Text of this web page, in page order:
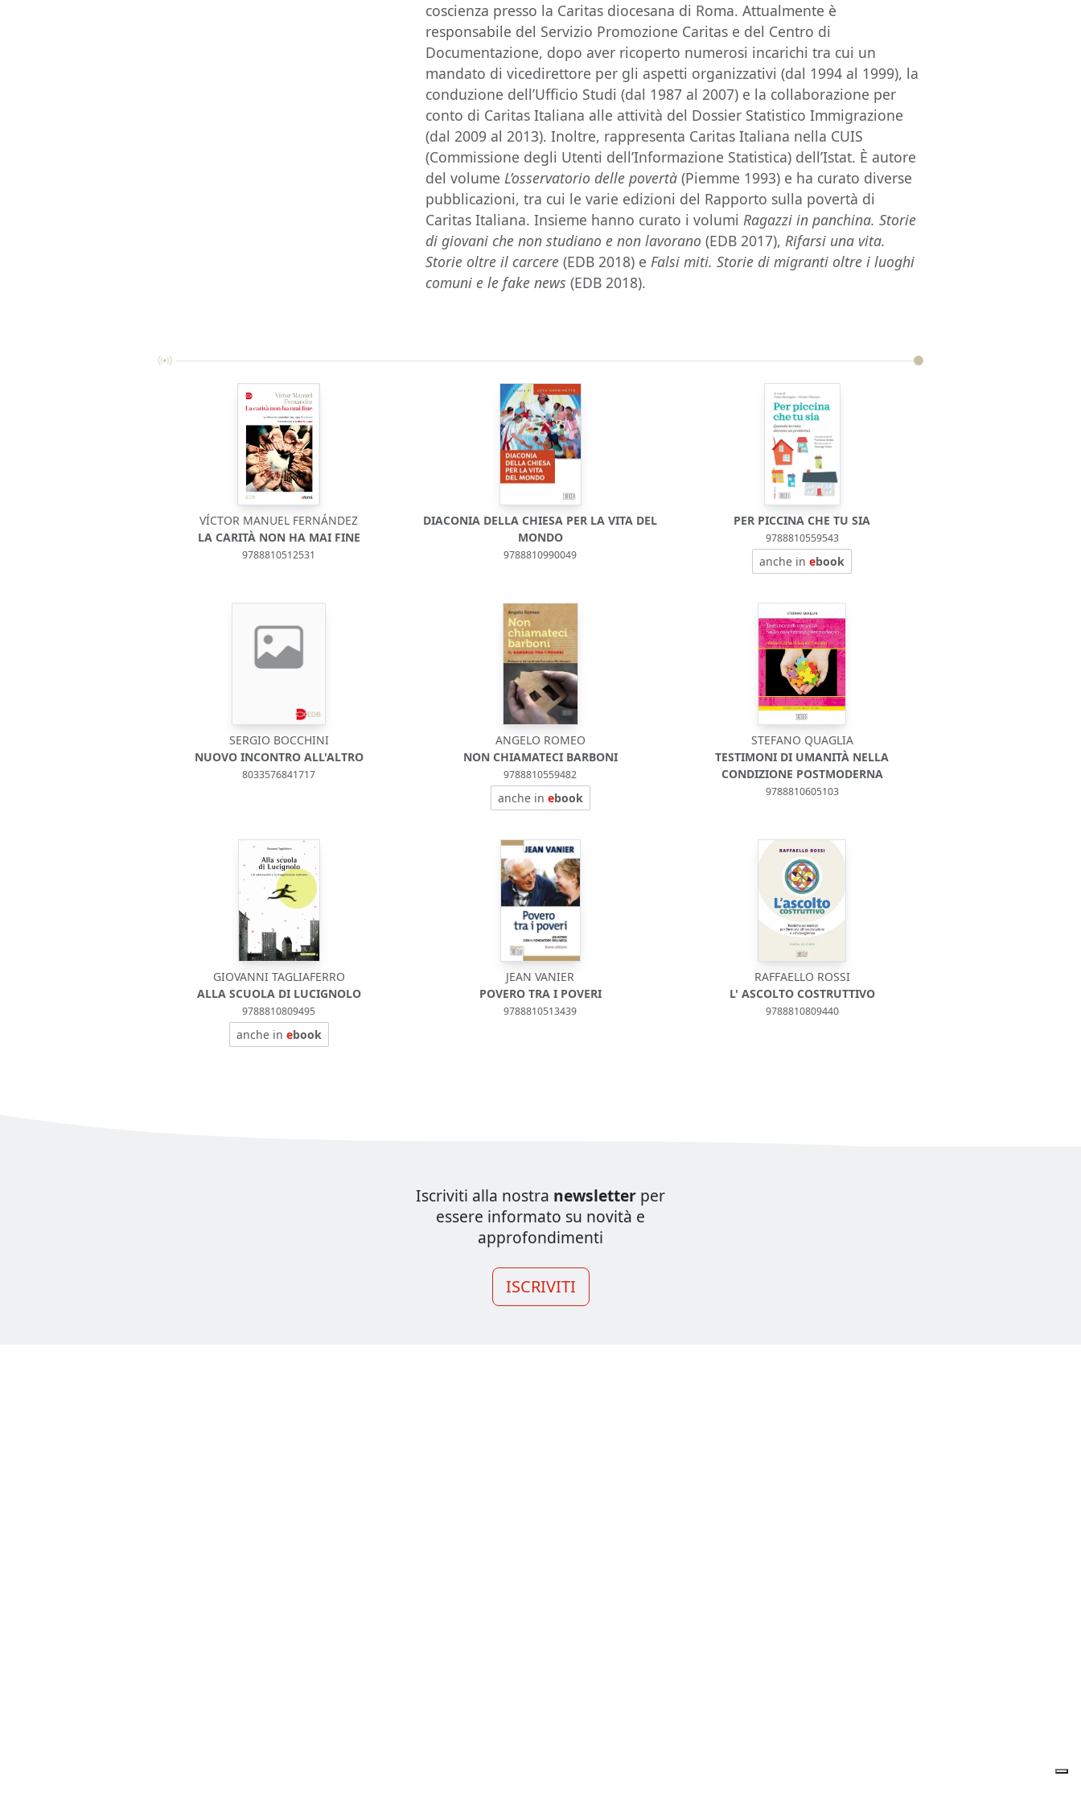
coscienza presso la Caritas diocesana di Roma. Attualmente è
responsabile del Servizio Promozione Caritas e del Centro di
Documentazione, dopo aver ricoperto numerosi incarichi tra cui un
mandato di vicedirettore per gli aspetti organizzativi (dal 1994 al 1999), la
conduzione dell’Ufficio Studi (dal 1987 al 2007) e la collaborazione per
conto di Caritas Italiana alle attività del Dossier Statistico Immigrazione
(dal 2009 al 2013). Inoltre, rappresenta Caritas Italiana nella CUIS
(Commissione degli Utenti dell’Informazione Statistica) dell’Istat. È autore
del volumeL’osservatorio delle povertà(Piemme 1993) e ha curato diverse
pubblicazioni, tra cui le varie edizioni del Rapporto sulla povertà di
Caritas Italiana. Insieme hanno curato i volumiRagazzi in panchina.Storie
di giovani che non studiano e non lavorano (EDB 2017),Rifarsi una vita.
Storie oltre il carcere (EDB 2018) eFalsi miti. Storie di migranti oltre i luoghi
comuni e le fake news (EDB 2018).
VÍCTOR MANUEL FERNÁNDEZ
LA CARITÀ NON HA MAI FINE
9788810512531
DIACONIA DELLA CHIESA PER LA VITA DEL
MONDO
9788810990049
PER PICCINA CHE TU SIA
9788810559543
anche inebook
SERGIO BOCCHINI
NUOVO INCONTRO ALL'ALTRO
8033576841717
ANGELO ROMEO
NON CHIAMATECI BARBONI
9788810559482
anche in ebook
STEFANO QUAGLIA
TESTIMONI DI UMANITÀ NELLA
CONDIZIONE POSTMODERNA
9788810605103
GIOVANNI TAGLIAFERRO
ALLA SCUOLA DI LUCIGNOLO
9788810809495
anche in ebook
JEAN VANIER
POVERO TRA I POVERI
9788810513439
RAFFAELLO ROSSI
L' ASCOLTO COSTRUTTIVO
9788810809440
Iscriviti alla nostra newsletter per
essere informato su novità e
approfondimenti
ISCRIVITI